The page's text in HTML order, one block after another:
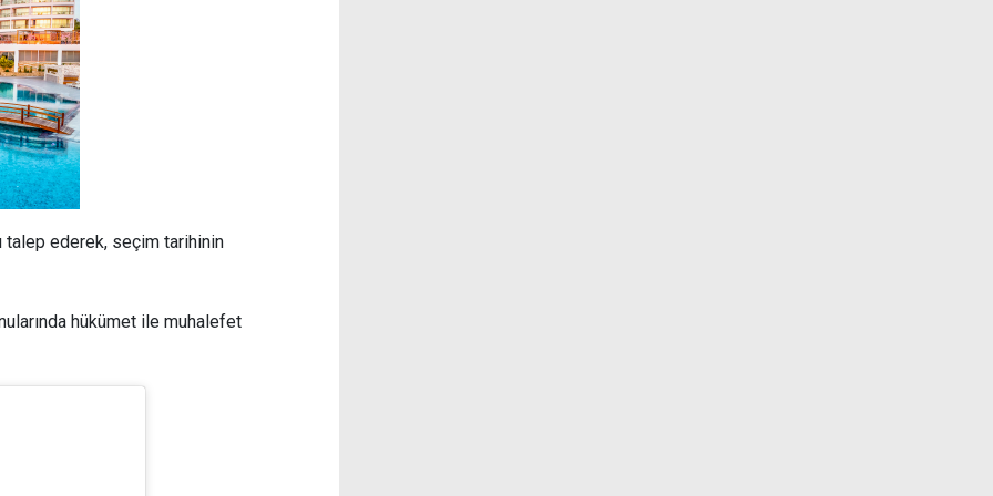
talep ederek, seçim tarihinin
hükümet ile muhalefet